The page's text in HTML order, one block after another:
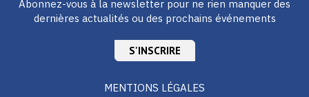
Abonnez-vous à la newsletter pour ne rien manquer des
dernières actualités ou des prochains événements
S'INSCRIRE
MENTIONS LÉGALES